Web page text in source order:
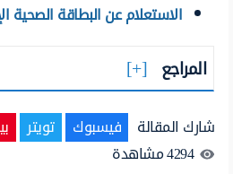
الاستعلام عن البطاقة الصحية
المراجع
شارك المقالة فيسبوك تويتر
4294مشاهدة